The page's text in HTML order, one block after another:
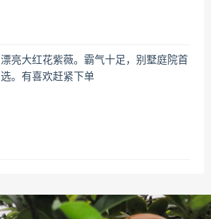
漂亮大红花紫薇。霸气十足，别墅庭院首
选。有喜欢赶紧下单